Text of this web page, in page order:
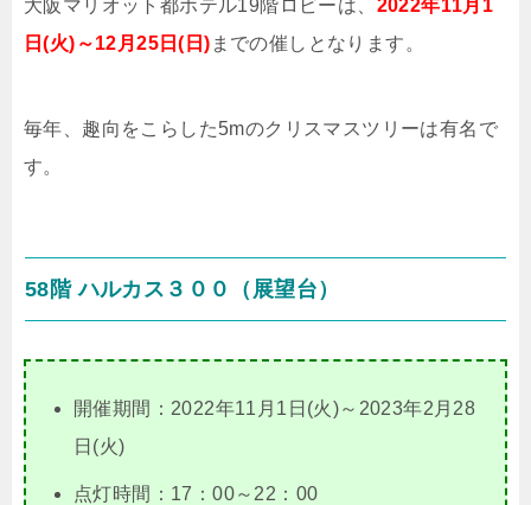
大阪マリオット都ホテル19階ロビーは、 2022年11月1
日(火)～12月25日(日) までの催しとなります。
毎年、趣向をこらした5mのクリスマスツリーは有名で
す。
58階 ハルカス３００（展望台）
開催期間：2022年11月1日(火)～2023年2月28
日(火)
点灯時間：17：00～22：00